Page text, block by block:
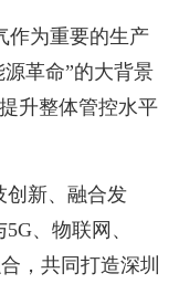
作为重要的生产
革命”的大背景
升整体管控水平
创新、融合发
、物联网、
，共同打造深圳